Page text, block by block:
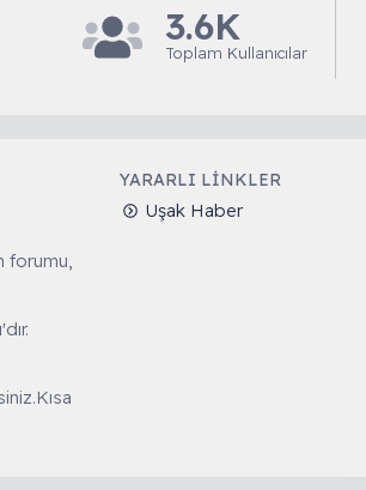
3.6K
Toplam Kullanıcılar
forumu,
YARARLI LINKLER
Uşak Haber